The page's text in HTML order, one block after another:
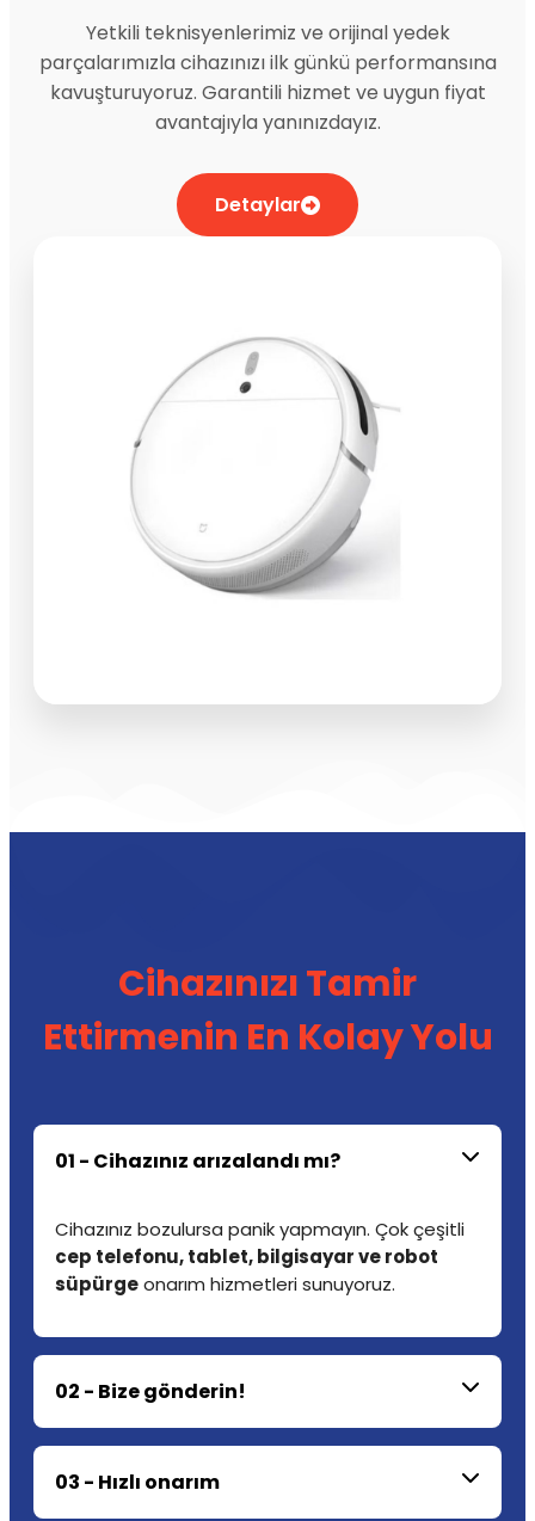
Yetkili teknisyenlerimiz ve orijinal yedek
parçalarımızla cihazınızı ilk günkü performansına
kavuşturuyoruz. Garantili hizmet ve uygun fiyat
avantajıyla yanınızdayız.
Detaylar
Cihazınızı Tamir
Ettirmenin En Kolay Yolu
01 - Cihazınız arızalandı mı?
Cihazınız bozulursa panik yapmayın. Çok çeşitli
cep telefonu, tablet, bilgisayar ve robot
süpürgeonarım hizmetleri sunuyoruz.
02 - Bize gönderin!
03 - Hızlı onarım